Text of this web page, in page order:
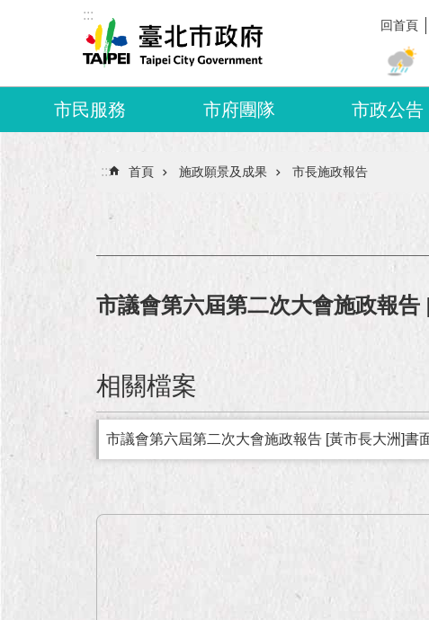
跳到主要內容區塊
:::
回首頁
市民服務 市府團隊 市政公告
::: 首頁 施政願景及成果 市長施政報告
市議會第六屆第二次大會施政報
相關檔案
市議會第六屆第二次大會施政報告 [黃市長大洲]書